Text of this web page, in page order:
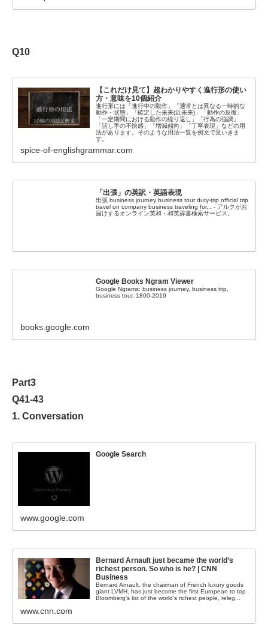
Q10
【これだけ見て】超わかりやすく進行形の使い
方・意味を10個紹介
進行形には「進行中の動作」「通常とは異なる一時的な
動作・状態」「確定した未来(近未来)」「動作の反復」
「一定期間における動作の繰り返し」「行為の強調」
「話し手の不快感」「増減傾向」「丁寧表現」などの用
法があります。そのような用法一覧を例文で見いきま
す。
spice-of-englishgrammar.com
「出張」の英訳・英語表現
出張 business journey business tour duty-trip official trip
travel on company business traveling for... - アルクがお
届けするオンライン英和・和英辞書検索サービス。
Google Books Ngram Viewer
Google Ngrams: business journey, business trip,
business tour, 1800-2019
books.google.com
Part3
Q41-43
1. Conversation
Google Search
www.google.com
Bernard Arnault just became the world’s
richest person. So who is he? | CNN
Business
Bernard Arnault, the chairman of French luxury goods
giant LVMH, has just become the first European to top
Bloomberg’s list of the world’s richest people, releg...
www.cnn.com